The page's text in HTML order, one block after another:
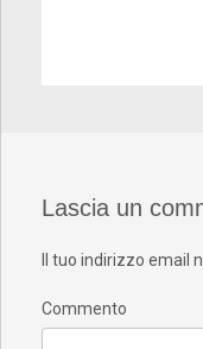
Lascia un
Il tuo indirizzo email
Commento